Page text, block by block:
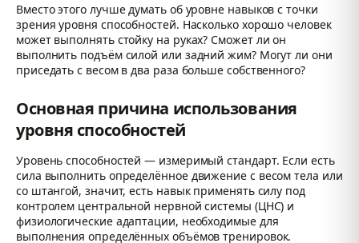
Вместо этого лучше думать об уровне навыков с точки
зрения уровня способностей. Насколько хорошо человек
может выполнять стойку на руках? Сможет ли он
выполнить подъём силой или задний жим? Могут ли они
приседать с весом в два раза больше собственного?
Основная причина использования
уровня способностей
Уровень способностей — измеримый стандарт. Если есть
сила выполнить определённое движение с весом тела или
со штангой, значит, есть навык применять силу под
контролем центральной нервной системы (ЦНС) и
физиологические адаптации, необходимые для
выполнения определённых объёмов тренировок.